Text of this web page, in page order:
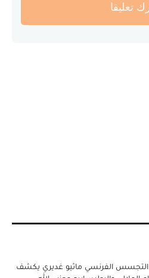
تعليقا
الفرنسي ماثيو غديري يكشف